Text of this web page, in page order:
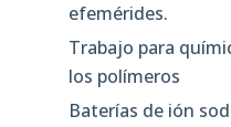
efemérides.
Trabajo para
los polímeros
Baterías de ión